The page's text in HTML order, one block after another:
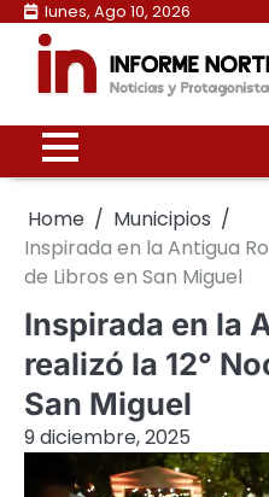
Skip
content
lunes, Ago 10, 2026
Home
Municipios
Inspirada en la Antigua
de Libros en San Miguel
Inspirada en la
realizó la 12°
San Miguel
9 diciembre, 2025